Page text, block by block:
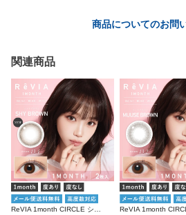
商品についてのお問
関連商品